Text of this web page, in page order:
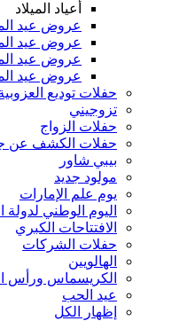
أعياد الميلاد
عروض عيد
عروض عيد
عروض عيد
عروض عيد
حفلات توديع
تزوجيني
حفلات الزواج
حفلات الكشف عن
بيبي شاور
مولود جديد
يوم علم الإمارات
اليوم الوطني لدولة
الافتتاحات الكبري
حفلات الشركات
الهالويين
الكريسماس ورأس
عيد الحب
إظهار الكل